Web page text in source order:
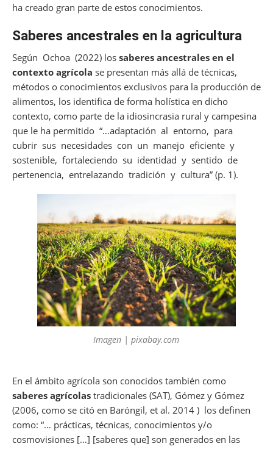
ha creado gran parte de estos conocimientos.
Saberes ancestrales en la agricultura
Según Ochoa (2022) los saberes ancestrales en el
contexto agrícola se presentan más allá de técnicas,
métodos o conocimientos exclusivos para la producción de
alimentos, los identifica de forma holística en dicho
contexto, como parte de la idiosincrasia rural y campesina
que le ha permitido “…adaptación al entorno, para
cubrir sus necesidades con un manejo eficiente y
sostenible, fortaleciendo su identidad y sentido de
pertenencia, entrelazando tradición y cultura” (p. 1).
Imagen | pixabay.com
En el ámbito agrícola son conocidos también como
saberes agrícolas tradicionales (SAT), Gómez y Gómez
(2006, como se citó en Baróngil, et al. 2014 ) los definen
como: “… prácticas, técnicas, conocimientos y/o
cosmovisiones […] [saberes que] son generados en las